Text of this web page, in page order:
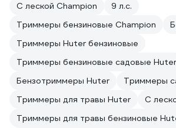
С леской Champion
9 л.с.
Триммеры бензиновые Champion
Триммеры Huter бензиновые
Триммеры бензиновые садовые Huter
Бензотриммеры Huter
Триммеры
Триммеры для травы Huter
С
Триммеры для травы бензиновые